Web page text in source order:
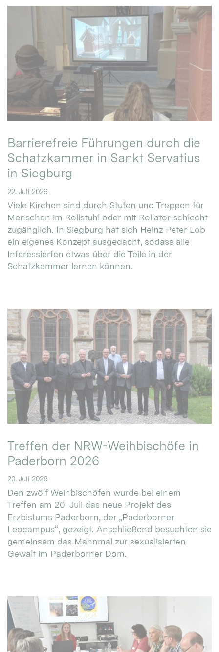
Barrierefreie Führungen durch die
Schatzkammer in Sankt Servatius
in Siegburg
22. Juli 2026
Viele Kirchen sind durch Stufen und Treppen für
Menschen im Rollstuhl oder mit Rollator schlecht
zugänglich. In Siegburg hat sich Heinz Peter Lob
ein eigenes Konzept ausgedacht, sodass alle
Interessierten etwas über die Teile in der
Schatzkammer lernen können.
Treffen der NRW-Weihbischöfe in
Paderborn 2026
20. Juli 2026
Den zwölf Weihbischöfen wurde bei einem
Treffen am 20. Juli das neue Projekt des
Erzbistums Paderborn, der „Paderborner
Leocampus“, gezeigt. Anschließend besuchten sie
gemeinsam das Mahnmal zur sexualisierten
Gewalt im Paderborner Dom.